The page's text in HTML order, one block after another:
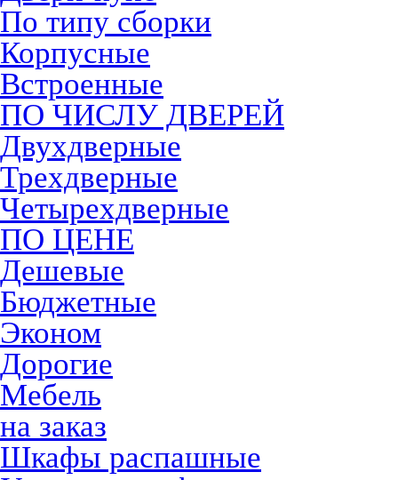
По типу сборки
Корпусные
Встроенные
ПО ЧИСЛУ ДВЕРЕЙ
Двухдверные
Трехдверные
Четырехдверные
ПО ЦЕНЕ
Дешевые
Бюджетные
Эконом
Дорогие
Мебель
на заказ
Шкафы распашные